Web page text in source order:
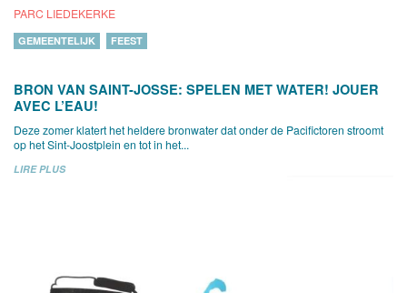
PARC LIEDEKERKE
GEMEENTELIJK FEEST
BRON VAN SAINT-JOSSE: SPELEN MET WATER! JOUER
AVEC L’EAU!
Deze zomer klatert het heldere bronwater dat onder de Pacifictoren stroomt
op het Sint-Joostplein en tot in het...
LIRE PLUS